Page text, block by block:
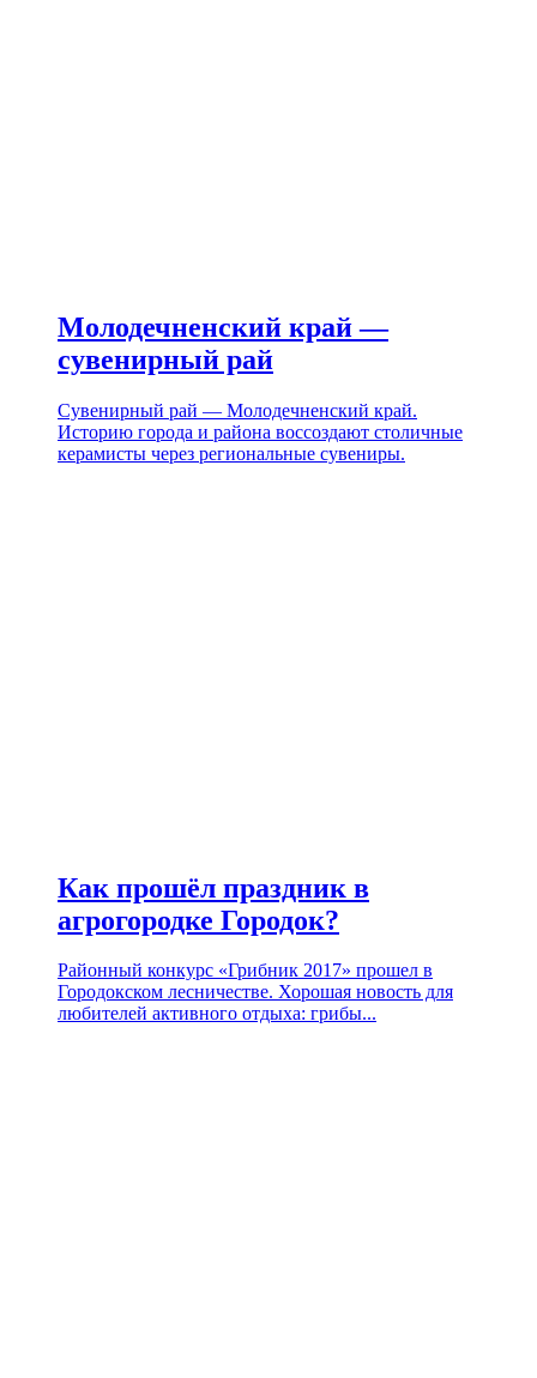
Молодечненский край —
сувенирный рай
Сувенирный рай — Молодечненский край.
Историю города и района воссоздают столичные
керамисты через региональные сувениры.
Как прошёл праздник в
агрогородке Городок?
Районный конкурс «Грибник 2017» прошел в
Городокском лесничестве. Хорошая новость для
любителей активного отдыха: грибы...